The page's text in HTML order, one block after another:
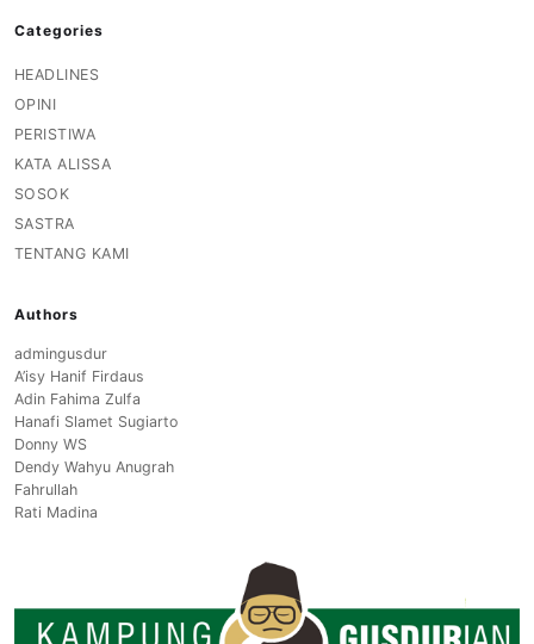
Categories
HEADLINES
OPINI
PERISTIWA
KATA ALISSA
SOSOK
SASTRA
TENTANG KAMI
Authors
admingusdur
A’isy Hanif Firdaus
Adin Fahima Zulfa
Hanafi Slamet Sugiarto
Donny WS
Dendy Wahyu Anugrah
Fahrullah
Rati Madina